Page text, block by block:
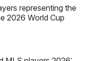
representing the
2026 World Cup